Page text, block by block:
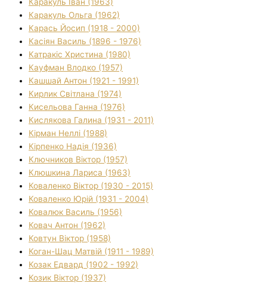
Каракуль Ольга (1962)
Карась Йосип (1918 - 2000)
Касіян Василь (1896 - 1976)
Катракіс Христина (1980)
Кауфман Влодко (1957)
Кашшай Антон (1921 - 1991)
Кирлик Світлана (1974)
Кисельова Ганна (1976)
Кислякова Галина (1931 - 2011)
Кірман Неллі (1988)
Кірпенко Надія (1936)
Ключников Віктор (1957)
Клюшкина Лариса (1963)
Коваленко Віктор (1930 - 2015)
Коваленко Юрій (1931 - 2004)
Ковалюк Василь (1956)
Ковач Антон (1962)
Ковтун Віктор (1958)
Коган-Шац Матвій (1911 - 1989)
Козак Едвард (1902 - 1992)
Козик Віктор (1937)